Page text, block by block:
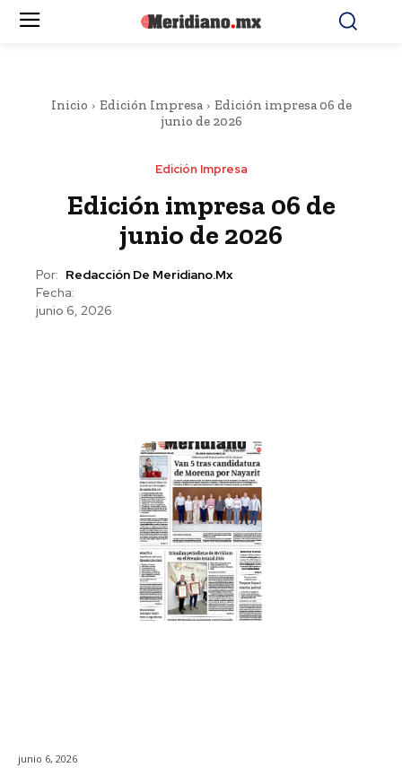
Inicio Edición Impresa
Edición impresa 06 de
junio de 2026
Edición Impresa
Edición impresa 06 de
junio de 2026
Por: Redacción De Meridiano.mx
Fecha:
junio 6, 2026
junio 6, 2026